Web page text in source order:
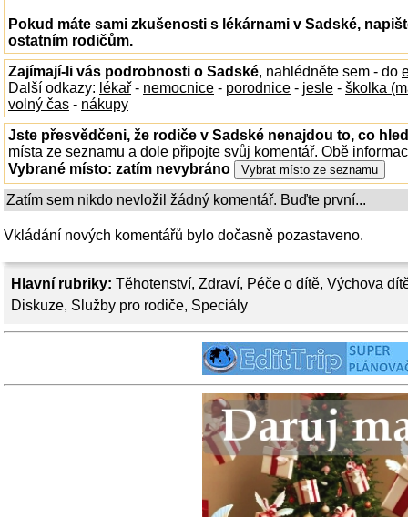
Hlavní rubriky: Těhotenství, Zdraví, Péče o dítě, Výchova
Diskuze, Služby pro rodiče, Speciály
Pokud máte sami zkušenosti s lékárnami v Sadské,
ostatním rodičům.
Zajímají-li vás podrobnosti o Sadské, nahlédněte sem - do
Další odkazy: lékař - nemocnice - porodnice - jesle - školka
volný čas - nákupy
Jste přesvědčeni, že rodiče v Sadské nenajdou to, co
místa ze seznamu a dole připojte svůj komentář. Obě
Vybrané místo: zatím nevybráno
Zatím sem nikdo nevložil žádný komentář. Buďte první...
Vkládání nových komentářů bylo dočasně pozastaveno.